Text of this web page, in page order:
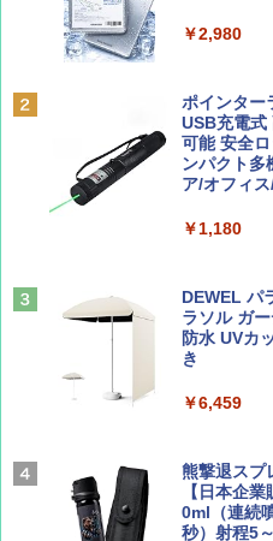
Coyote
￥1,540
￥1,540
AIRLINE（
￥1,760
A09 地球
球の歩き方
￥2,479
パ
￥2,277
地球の歩き
&ハイキン
PYKES
ト プライ
人用 折り
易 トイレ
ENDLESS
テント ワ
[キャンパ
広げるだけ
ーティング
￥2,980
ポインター
USB充電式
可能 安全
ンパクト多
ア/オフィ
￥1,180
DEWEL パ
ラソル ガ
防水 UVカ
き
￥6,459
熊撃退スプ
【日本企
0ml（連続
秒）射程5